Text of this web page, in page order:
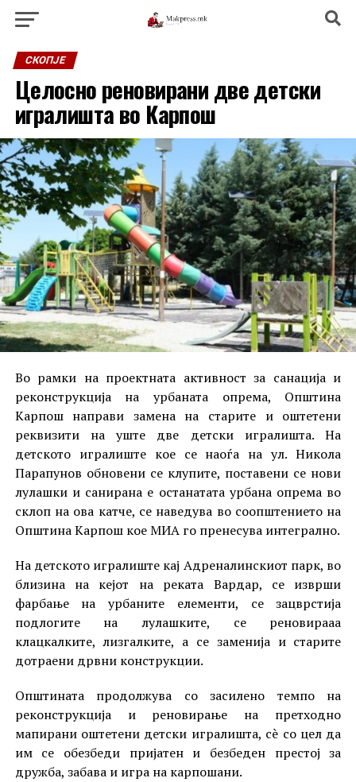
СКОПЈЕ
Целосно реновирани две детски
игралишта во Карпош
Во рамки на проектната активност за санација и
реконструкција на урбаната опрема, Општина
Карпош направи замена на старите и оштетени
реквизити на уште две детски игралишта. На
детското игралиште кое се наоѓа на ул. Никола
Парапунов обновени се клупите, поставени се нови
лулашки и санирана е останатата урбана опрема во
склоп на ова катче, се наведува во соопштението на
Општина Карпош кое МИА го пренесува интегрално.
На детското игралиште кај Адреналинскиот парк, во
близина на кејот на реката Вардар, се изврши
фарбање на урбаните елементи, се зацврстија
подлогите на лулашките, се реновирааа
клацкалките, лизгалките, а се заменија и старите
дотраени дрвни конструкции.
Општината продолжува со засилено темпо на
реконструкција и реновирање на претходно
мапирани оштетени детски игралишта, сè со цел да
им се обезбеди пријатен и безбеден престој за
дружба, забава и игра на карпошани.